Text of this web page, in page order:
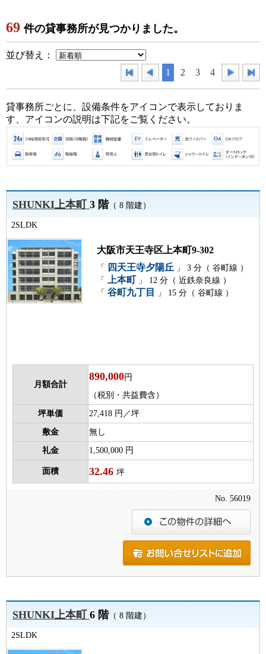
69 件の貸事務所が見つかりました。
並び替え：
1
2 3 4
貸事務所ごとに、設備条件をアイコンで表示しておりま
す、アイコンの説明は下記をご覧ください。
SHUNKI上本町3 階（ 8 階建）
2SLDK
大阪市天王寺区上本町9-302
「 四天王寺夕陽丘
」 3 分（ 谷町線 ）
「
上本町 」 12 分（ 近鉄奈良線 ）
「 谷町九丁目 」 15 分（ 谷町線 ）
月額合計
890,000円
（税別・共益費含）
坪単価 27,418 円／坪
敷金 無し
礼金 1,500,000 円
面積 32.46 坪
No. 56019
SHUNKI上本町6 階（ 8 階建）
2SLDK